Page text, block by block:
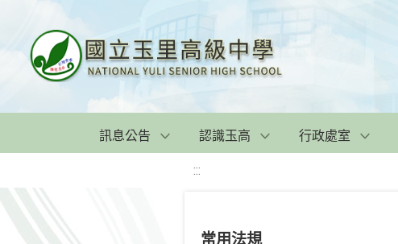
訊息公告 認識玉高 行政處室
:::
常用法規